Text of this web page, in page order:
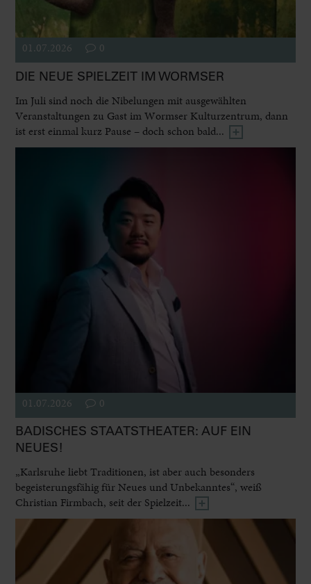
01.07.2026 0
DIE NEUE SPIELZEIT IM WORMSER
Im Juli sind noch die Nibelungen mit ausgewählten
Veranstaltungen zu Gast im Wormser Kulturzentrum, dann
ist erst einmal kurz Pause – doch schon bald...
01.07.2026 0
BADISCHES STAATSTHEATER: AUF EIN
NEUES!
„Karlsruhe liebt Traditionen, ist aber auch besonders
begeisterungsfähig für Neues und Unbekanntes“, weiß
Christian Firmbach, seit der Spielzeit...